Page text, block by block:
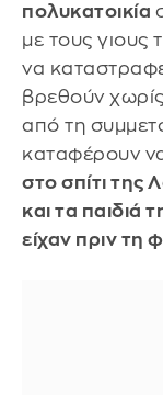
πολυκατοικία
με τους γιους
να
βρεθούν
από τη
καταφέρουν
στο σπίτι της
και τα παιδιά
είχαν πριν τη